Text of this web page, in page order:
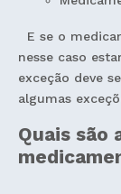
E se o
nesse caso
exceção deve
algumas
Quais são